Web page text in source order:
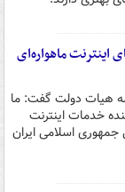
اینترنت ماهواره‌ای
هیات دولت گفت: ما
خدمات اینترنت
جمهوری اسلامی ایران